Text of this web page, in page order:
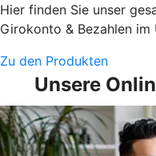
Hier finden Sie unser
Girokonto & Bezahlen im
Zu den Produkten
Unsere